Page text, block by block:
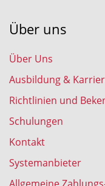
Über uns
Über Uns
Ausbildung &
Richtlinien und
Schulungen
Kontakt
Systemanbieter
Allgemeine